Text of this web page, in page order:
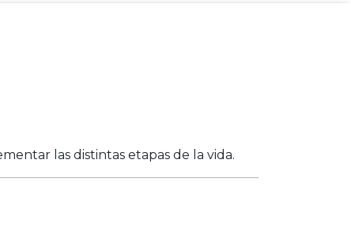
las distintas etapas de la vida.